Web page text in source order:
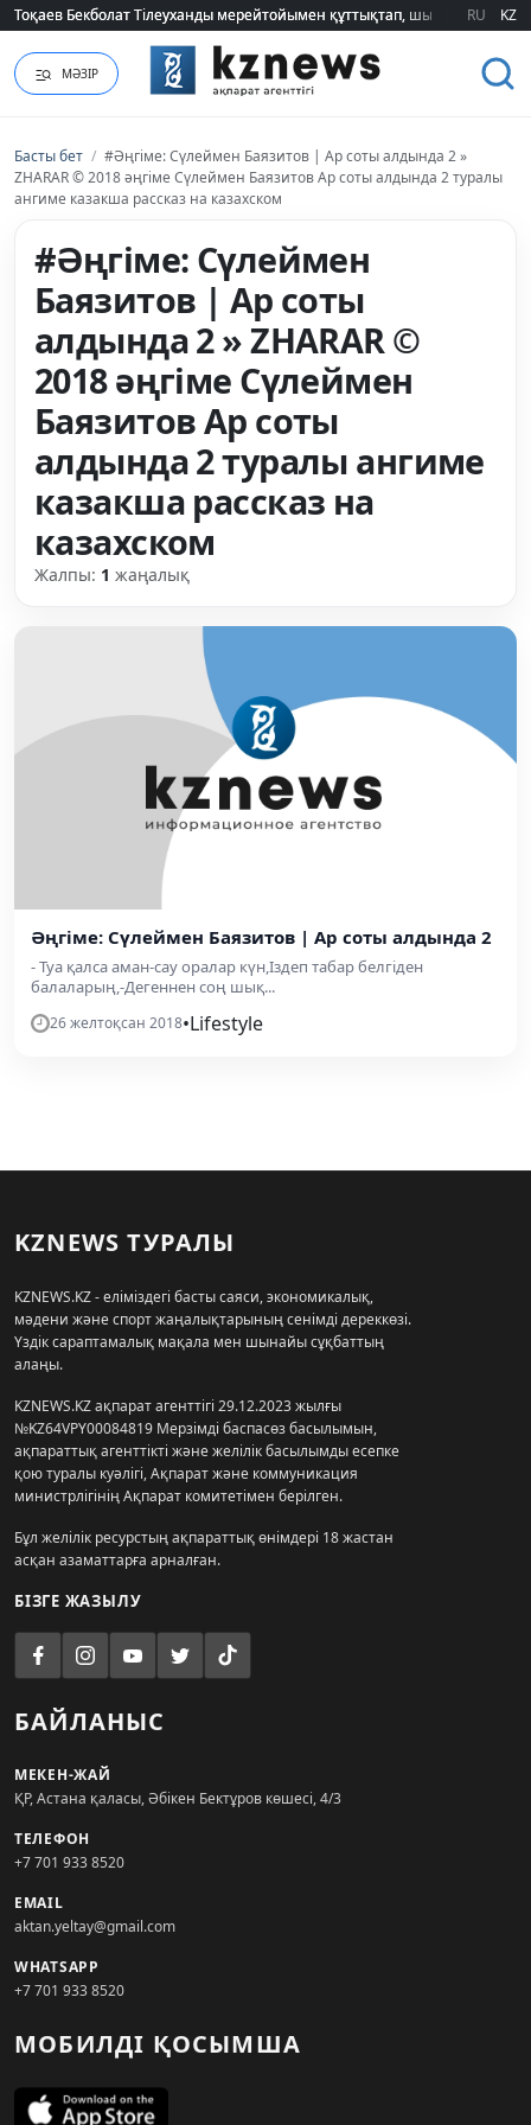
Тоқаев Бекболат Тілеуханды мерейтойымен құттықтап, шығармашылық
Тоқаев Бекболат Тілеуханды мерейтойымен құттықтап, шығармашылық
RU KZ
МӘЗІР
Басты бет / #Әңгіме: Сүлеймен Баязитов | Ар соты алдында 2 »
ZHARAR © 2018 әңгіме Сүлеймен Баязитов Ар соты алдында 2 туралы
ангиме казакша рассказ на казахском
#Әңгіме: Сүлеймен
Баязитов | Ар соты
алдында 2 » ZHARAR ©
2018 әңгіме Сүлеймен
Баязитов Ар соты
алдында 2 туралы ангиме
казакша рассказ на
казахском
Жалпы: 1 жаңалық
Әңгіме: Сүлеймен Баязитов | Ар соты алдында 2
- Туа қалса аман-сау оралар күн,Іздеп табар белгіден
балаларың,-Дегеннен соң шық...
26 желтоқсан 2018•Lifestyle
KZNEWS ТУРАЛЫ
KZNEWS.KZ - еліміздегі басты саяси, экономикалық,
мәдени және спорт жаңалықтарының сенімді дереккөзі.
Үздік сараптамалық мақала мен шынайы сұқбаттың
алаңы.
KZNEWS.KZ ақпарат агенттігі 29.12.2023 жылғы
№KZ64VPY00084819 Мерзімді баспасөз басылымын,
ақпараттық агенттікті және желілік басылымды есепке
қою туралы куәлігі, Ақпарат және коммуникация
министрлігінің Ақпарат комитетімен берілген.
Бұл желілік ресурстың ақпараттық өнімдері 18 жастан
асқан азаматтарға арналған.
БІЗГЕ ЖАЗЫЛУ
БАЙЛАНЫС
МЕКЕН-ЖАЙ
ҚР, Астана қаласы, Әбікен Бектұров көшесі, 4/3
ТЕЛЕФОН
+7 701 933 8520
EMAIL
aktan.yeltay@gmail.com
WHATSAPP
+7 701 933 8520
МОБИЛДІ ҚОСЫМША